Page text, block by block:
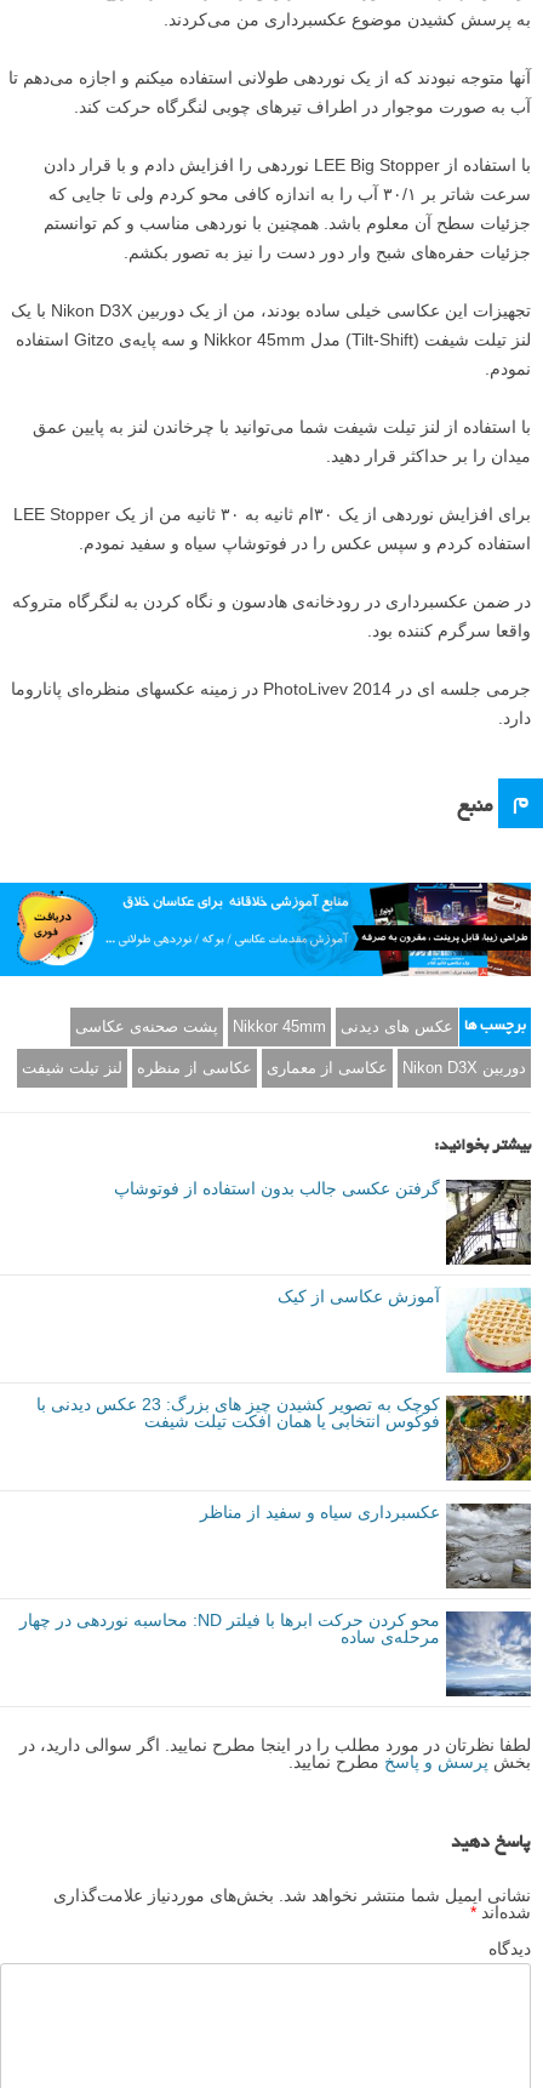
به پرسش کشیدن موضوع عکسبرداری من می‌کردند.
آنها متوجه نبودند که از یک نوردهی طولانی استفاده میکنم و اجازه می‌دهم تا
آب به صورت موجوار در اطراف تیرهای چوبی لنگرگاه حرکت کند.
با استفاده از LEE Big Stopper نوردهی را افزایش دادم و با قرار دادن
سرعت شاتر بر ۳۰/۱ آب را به اندازه کافی محو کردم ولی تا جایی که
جزئیات سطح آن معلوم باشد. همچنین با نوردهی مناسب و کم توانستم
جزئیات حفره‌های شبح وار دور دست را نیز به تصور بکشم.
تجهیزات این عکاسی خیلی ساده بودند، من از یک دوربین Nikon D3X با یک
لنز تیلت شیفت (Tilt-Shift) مدل Nikkor 45mm و سه پایه‌ی Gitzo استفاده
نمودم.
با استفاده از لنز تیلت شیفت شما می‌توانید با چرخاندن لنز به پایین عمق
میدان را بر حداکثر قرار دهید.
برای افزایش نوردهی از یک ۳۰ام ثانیه به ۳۰ ثانیه من از یک LEE Stopper
استفاده کردم و سپس عکس را در فوتوشاپ سیاه و سفید نمودم.
در ضمن عکسبرداری در رودخانه‌ی هادسون و نگاه کردن به لنگرگاه‌ متروکه
واقعا سرگرم کننده بود.
جرمی جلسه ای در PhotoLivev 2014 در زمینه عکسهای منظره‌ای پاناروما
دارد.
م منبع
برچسب ها عکس های دیدنی Nikkor 45mm پشت صحنه‌ی عکاسی
دوربین Nikon D3X عکاسی از معماری عکاسی از منظره لنز تیلت شیفت
بیشتر بخوانید:
گرفتن عکسی جالب بدون استفاده از فوتوشاپ
آموزش عکاسی از کیک
کوچک به تصویر کشیدن چیز های بزرگ: 23 عکس دیدنی با
فوکوس انتخابی یا همان افکت تیلت شیفت
عکسبرداری سیاه و سفید از مناظر
محو کردن حرکت ابرها با فیلتر ND: محاسبه نوردهی در چهار
مرحله‌ی ساده
لطفا نظرتان در مورد مطلب را در اینجا مطرح نمایید. اگر سوالی دارید، در
بخش پرسش و پاسخ مطرح نمایید.
پاسخ دهید
نشانی ایمیل شما منتشر نخواهد شد.
بخش‌های موردنیاز علامت‌گذاری
شده‌اند *
دیدگاه